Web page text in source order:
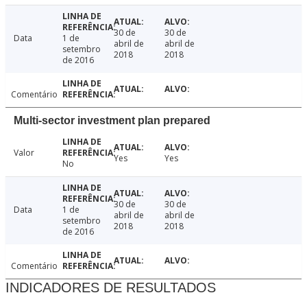
Data
1 de
setembro
de 2016
30 de
abril de
2018
30 de
abril de
2018
Comentário
Multi-sector investment plan prepared
Valor
No
Yes Yes
Data
1 de
setembro
de 2016
30 de
abril de
2018
30 de
abril de
2018
Comentário
INDICADORES DE RESULTADOS